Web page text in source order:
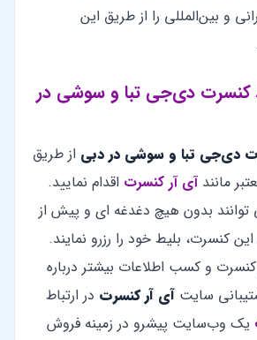
و بین‌المللی را از طریق این
کنسرت دی‌جی تبا و سوشی در
دی‌جی تبا و سوشی در دبی از طریق
مانندآی آر کنسرت اقدام نمایید.
توانند بدون هیچ دغدغه ای و پیش از
کنسرت، بلیط خود را رزرو نمایند.
و کسب اطلاعات بیشتر درباره
سایت آی آر کنسرت در ارتباط
یک وب‌سایت پیشرو در زمینه فروش